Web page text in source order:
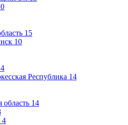
15
10
Республика 14
область 14
4